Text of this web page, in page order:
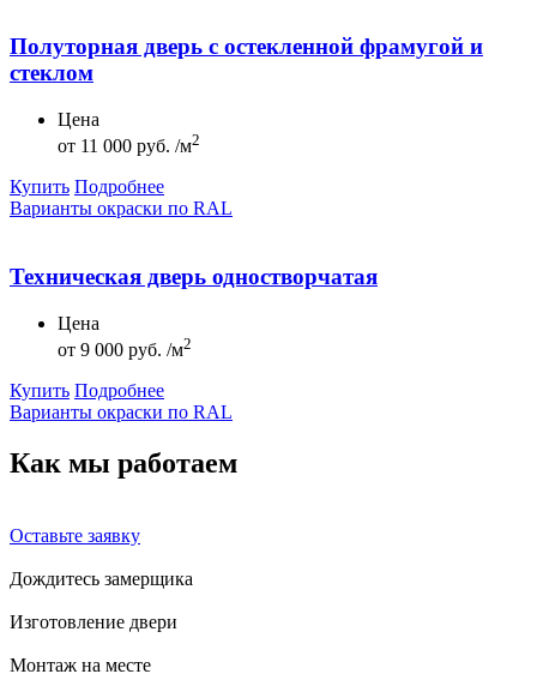
Полуторная дверь с остекленной фрамугой и
стеклом
Цена
от 11 000 руб. /м2
Купить Подробнее
Варианты окраски по RAL
Техническая дверь одностворчатая
Цена
от 9 000 руб. /м2
Купить Подробнее
Варианты окраски по RAL
Как мы работаем
Оставьте заявку
Дождитесь замерщика
Изготовление двери
Монтаж на месте